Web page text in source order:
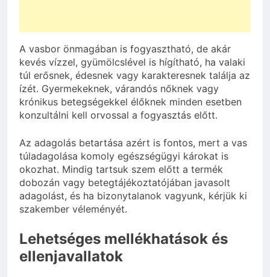
A vasbor önmagában is fogyasztható, de akár
kevés vízzel, gyümölcslével is hígítható, ha valaki
túl erősnek, édesnek vagy karakteresnek találja az
ízét. Gyermekeknek, várandós nőknek vagy
krónikus betegségekkel élőknek minden esetben
konzultálni kell orvossal a fogyasztás előtt.
Az adagolás betartása azért is fontos, mert a vas
túladagolása komoly egészségügyi károkat is
okozhat. Mindig tartsuk szem előtt a termék
dobozán vagy betegtájékoztatójában javasolt
adagolást, és ha bizonytalanok vagyunk, kérjük ki
szakember véleményét.
Lehetséges mellékhatások és
ellenjavallatok